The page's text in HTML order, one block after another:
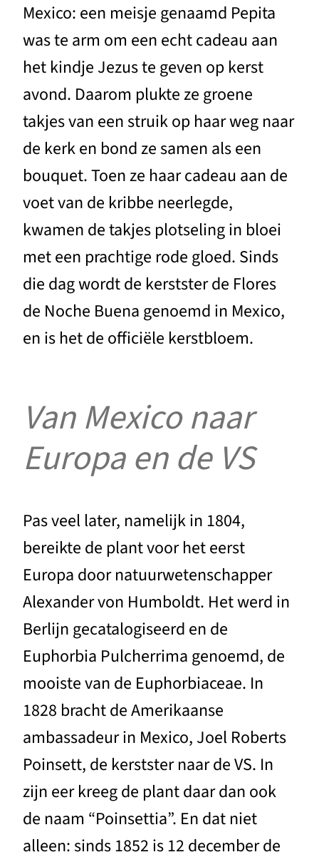
Mexico: een meisje genaamd Pepita
was te arm om een echt cadeau aan
het kindje Jezus te geven op kerst
avond. Daarom plukte ze groene
takjes van een struik op haar weg naar
de kerk en bond ze samen als een
bouquet. Toen ze haar cadeau aan de
voet van de kribbe neerlegde,
kwamen de takjes plotseling in bloei
met een prachtige rode gloed. Sinds
die dag wordt de kerstster de Flores
de Noche Buena genoemd in Mexico,
en is het de officiële kerstbloem.
Van Mexico naar
Europa en de VS
Pas veel later, namelijk in 1804,
bereikte de plant voor het eerst
Europa door natuurwetenschapper
Alexander von Humboldt. Het werd in
Berlijn gecatalogiseerd en de
Euphorbia Pulcherrima genoemd, de
mooiste van de Euphorbiaceae. In
1828 bracht de Amerikaanse
ambassadeur in Mexico, Joel Roberts
Poinsett, de kerstster naar de VS. In
zijn eer kreeg de plant daar dan ook
de naam “Poinsettia”. En dat niet
alleen: sinds 1852 is 12 december de